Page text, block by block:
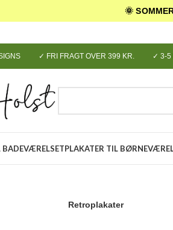
🌞
✓ FRI FRAGT OVER 399 KR. ✓ 3-5
BADEVÆRELSETPLAKATER TIL
Retroplakater